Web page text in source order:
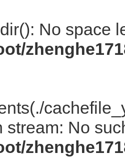
No space
stream: No